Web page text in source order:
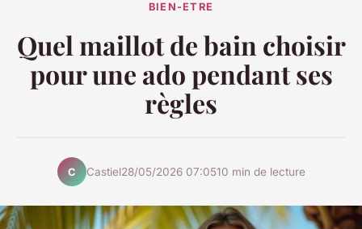
BIEN-ETRE
Quel maillot de bain choisir
pour une ado pendant ses
règles
C Castiel28/05/2026 07:0510 min de lecture